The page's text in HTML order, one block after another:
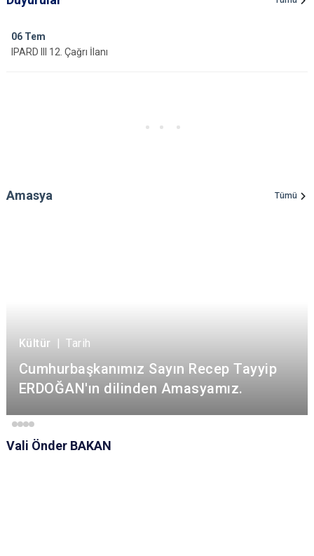
06 Tem
IPARD III 12. Çağrı İlanı
Amasya Tümü
Kültür Tarih
Cumhurbaşkanımız Sayın Recep Tayyip
ERDOĞAN'ın dilinden Amasyamız.
Vali Önder BAKAN